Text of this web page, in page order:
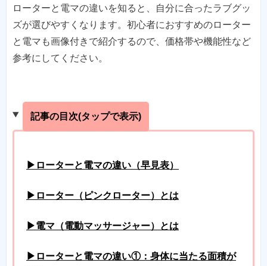
ローターと電マの違いを知ると、自分に合ったラブグッ
ズが選びやすくなります。初心者におすすめのローター
と電マも画像付きで紹介するので、価格帯や機能性など
参考にしてください。
記事の目次(タップで表示)
▶ローターと電マの違い（早見表）
▶ローター（ピンクローター）とは
▶電マ（電動マッサージャー）とは
▶ローターと電マの違い①：身体に当たる面積が